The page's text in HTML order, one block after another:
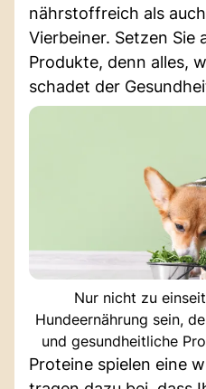
nährstoffreich als
Vierbeiner. Setzen
Produkte, denn alles,
schadet der
Nur nicht zu
Hundeernährung sein,
und gesundheitliche
Proteine spielen eine